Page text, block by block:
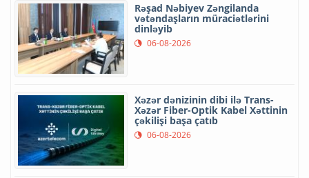
Rəşad Nəbiyev Zəngilanda
vətəndaşların müraciətlərini
dinləyib
06-08-2026
Xəzər dənizinin dibi ilə Trans-
Xəzər Fiber-Optik Kabel Xəttinin
çəkilişi başa çatıb
06-08-2026